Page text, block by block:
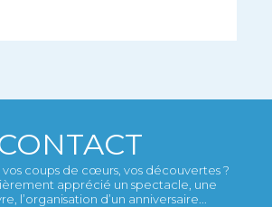
coups de cœurs, vos découvertes ?
apprécié un spectacle, une
l’organisation d’un anniversaire...